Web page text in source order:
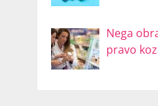
Nega
pravo